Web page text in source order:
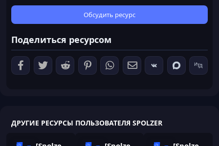
0
в
ё
з
д
Обсудить ресурс
Поделиться ресурсом
ДРУГИЕ РЕСУРСЫ ПОЛЬЗОВАТЕЛЯ SPOLZER